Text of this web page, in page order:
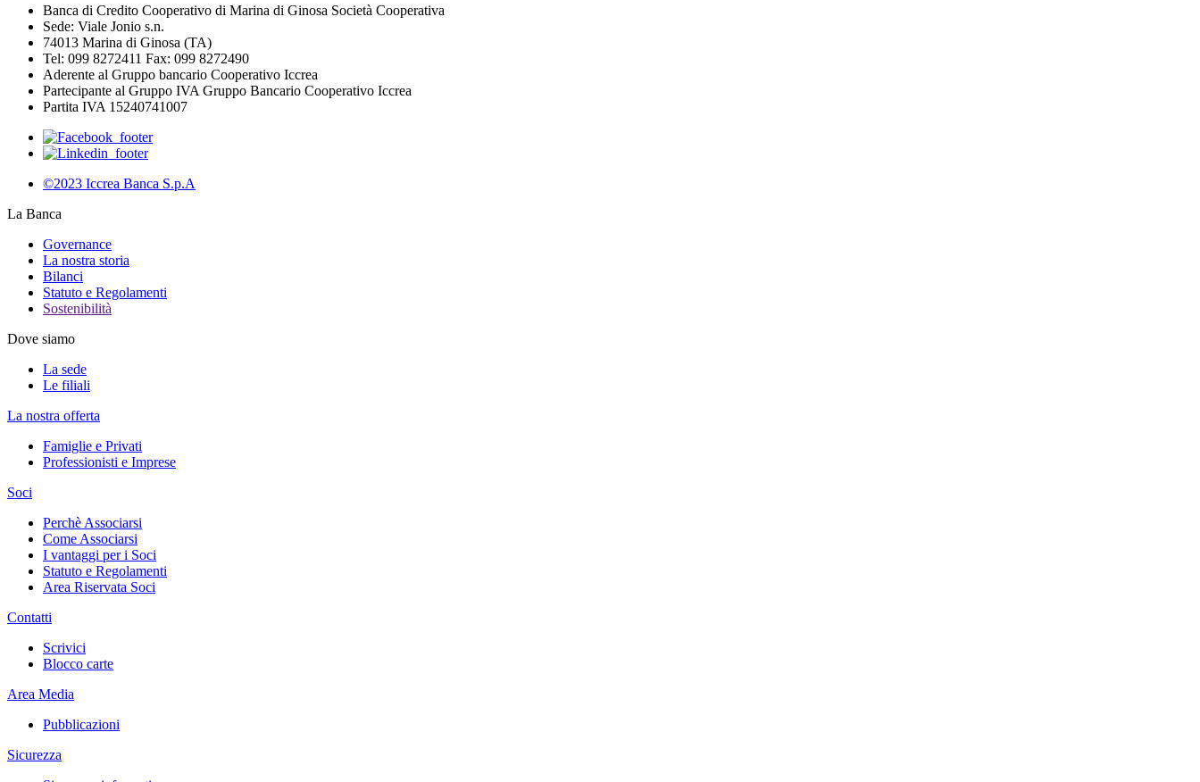
Banca di Credito Cooperativo di Marina di Ginosa Società Cooperativa
Sede: Viale Jonio s.n.
74013 Marina di Ginosa (TA)
Tel: 099 8272411 Fax: 099 8272490
Aderente al Gruppo bancario Cooperativo Iccrea
Partecipante al Gruppo IVA Gruppo Bancario Cooperativo Iccrea
Partita IVA 15240741007
©2023 Iccrea Banca S.p.A
La Banca
Governance
La nostra storia
Bilanci
Statuto e Regolamenti
Sostenibilità
Dove siamo
La sede
Le filiali
La nostra offerta
Famiglie e Privati
Professionisti e Imprese
Soci
Perchè Associarsi
Come Associarsi
I vantaggi per i Soci
Statuto e Regolamenti
Area Riservata Soci
Contatti
Scrivici
Blocco carte
Area Media
Pubblicazioni
Sicurezza